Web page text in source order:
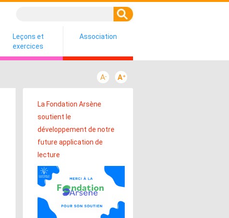
Leçons et
exercices
Association
La Fondation Arsène
soutient le
développement de notre
future application de
lecture